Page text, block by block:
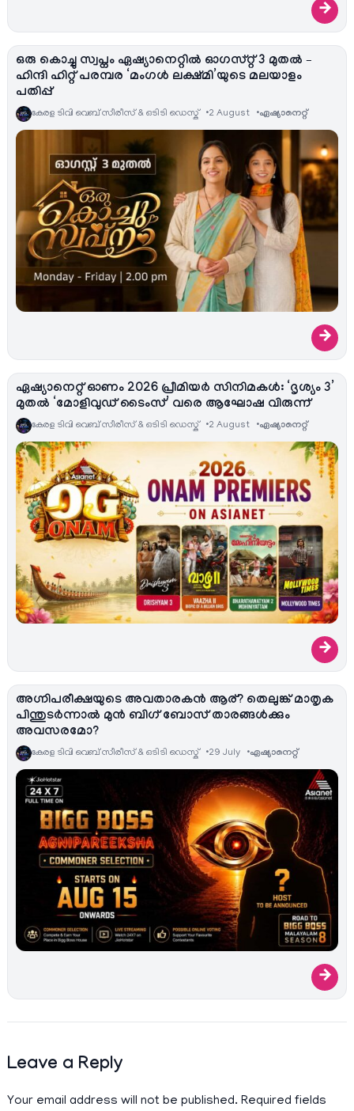
→
ഒരു കൊച്ചു സ്വപ്നം ഏഷ്യാനെറ്റിൽ ഓഗസ്റ്റ് 3 മുതൽ –
ഹിന്ദി ഹിറ്റ് പരമ്പര ‘മംഗൾ ലക്ഷ്മി’യുടെ മലയാളം
പതിപ്പ്
കേരള ടിവി വെബ് സീരീസ് & ഒടിടി ഡെസ്ക് 2 August ഏഷ്യാനെറ്റ്‌
→
ഏഷ്യാനെറ്റ് ഓണം 2026 പ്രീമിയർ സിനിമകൾ: ‘ദൃശ്യം 3’
മുതൽ ‘മോളിവുഡ് ടൈംസ്’ വരെ ആഘോഷ വിരുന്ന്
കേരള ടിവി വെബ് സീരീസ് & ഒടിടി ഡെസ്ക് 2 August ഏഷ്യാനെറ്റ്‌
→
അഗ്നിപരീക്ഷയുടെ അവതാരകൻ ആര്? തെലുങ്ക് മാതൃക
പിന്തുടർന്നാൽ മുൻ ബിഗ് ബോസ് താരങ്ങൾക്കും
അവസരമോ?
കേരള ടിവി വെബ് സീരീസ് & ഒടിടി ഡെസ്ക് 29 July ഏഷ്യാനെറ്റ്‌
→
Leave a Reply
Your email address will not be published. Required fields